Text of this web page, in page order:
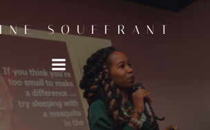
to
content
SOUFFRANT